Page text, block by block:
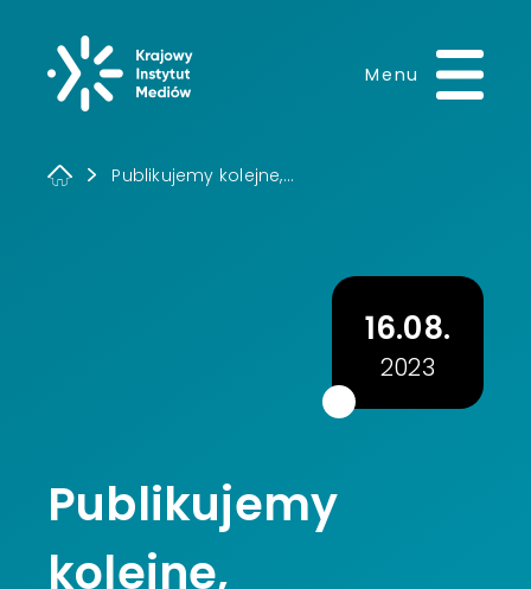
Krajowy Instytut
Menu
Publikujemy kolejne,...
Publikujemy
kolejne,
16.08.
2023